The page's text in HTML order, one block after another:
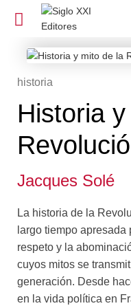
historia
Historia
Jacques Solé
La historia de la
largo tiempo
respeto y la
cuyos mitos se
generación. Desde
en la vida política en